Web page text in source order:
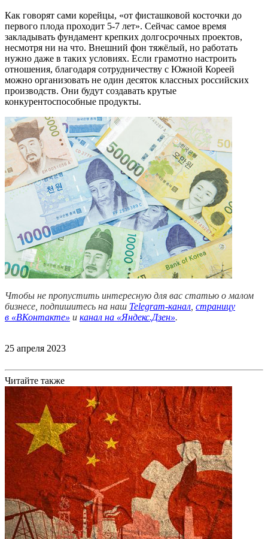
Как говорят сами корейцы, «от фисташковой косточки до
первого плода проходит 5-7 лет». Сейчас самое время
закладывать фундамент крепких долгосрочных проектов,
несмотря ни на что. Внешний фон тяжёлый, но работать
нужно даже в таких условиях. Если грамотно настроить
отношения, благодаря сотрудничеству с Южной Кореей
можно организовать не один десяток классных российских
производств. Они будут создавать крутые
конкурентоспособные продукты.
Чтобы не пропустить интересную для вас статью о малом
бизнесе, подпишитесь на наш Telegram-канал страницу
в «ВКонтакте» и канал на «Яндекс.Дзен».
25 апреля 2023
Читайте также